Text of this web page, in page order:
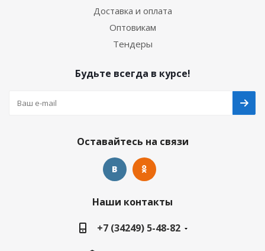
Доставка и оплата
Оптовикам
Тендеры
Будьте всегда в курсе!
Оставайтесь на связи
Наши контакты
+7 (34249) 5-48-82